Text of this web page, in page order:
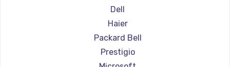
Ремонт ноутбуков ZTE
Ремонт ноутбуков Hiper
Ремонт ноутбуков Evga
Ремонт ноутбуков Google
Ремонт ноутбуков Echips
Dell
Haier
Packard Bell
Prestigio